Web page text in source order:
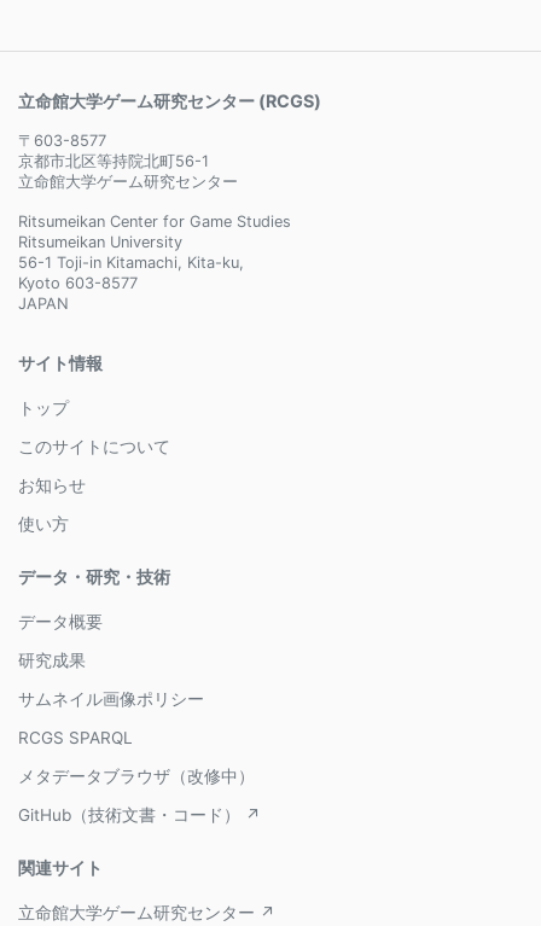
立命館大学ゲーム研究センター (RCGS)
〒603-8577
京都市北区等持院北町56-1
立命館大学ゲーム研究センター
Ritsumeikan Center for Game Studies
Ritsumeikan University
56-1 Toji-in Kitamachi, Kita-ku,
Kyoto 603-8577
JAPAN
サイト情報
トップ
このサイトについて
お知らせ
使い方
データ・研究・技術
データ概要
研究成果
サムネイル画像ポリシー
RCGS SPARQL
メタデータブラウザ（改修中）
GitHub（技術文書・コード） ↗
関連サイト
立命館大学ゲーム研究センター ↗